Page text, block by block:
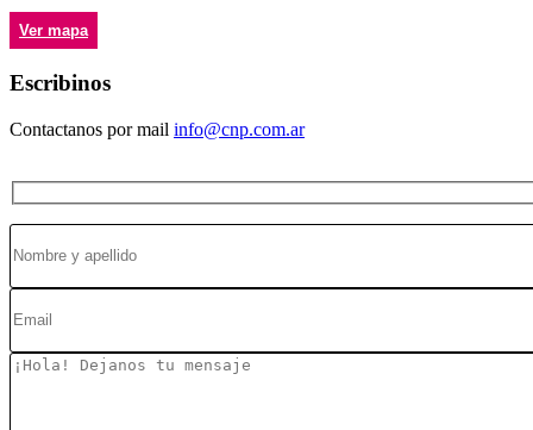
Ver mapa
Escribinos
Contactanos por mail info@cnp.com.ar